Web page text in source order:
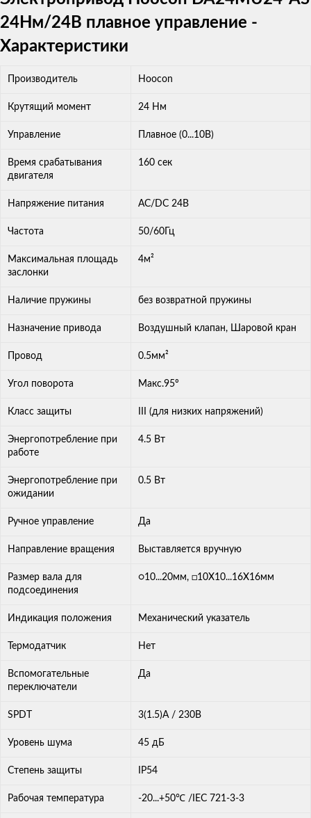
24Нм/24В плавное управление -
Характеристики
Производитель Hoocon
Крутящий момент 24 Нм
Управление Плавное (0...10В)
Время срабатывания
двигателя
160 сек
Напряжение питания AC/DC 24В
Частота 50/60Гц
Максимальная площадь
заслонки
4м²
Наличие пружины без возвратной пружины
Назначение привода Воздушный клапан, Шаровой кран
Провод 0.5мм²
Угол поворота Макс.95º
Класс защиты III (для низких напряжений)
Энергопотребление при
работе
4.5 Вт
Энергопотребление при
ожидании
0.5 Вт
Ручное управление Да
Направление вращения Выставляется вручную
Размер вала для
подсоединения
○10...20мм, □10X10...16X16мм
Индикация положения Механический указатель
Термодатчик Нет
Вспомогательные
переключатели
Да
SPDT 3(1.5)A / 230В
Уровень шума 45 дБ
Степень защиты IP54
Рабочая температура -20...+50℃ /IEC 721-3-3